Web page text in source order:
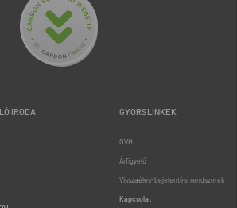
IRODA GYORSLINKEK
GVH
Árfigyelő
Visszaélés-bejelentési rendszerek
Kapcsolat